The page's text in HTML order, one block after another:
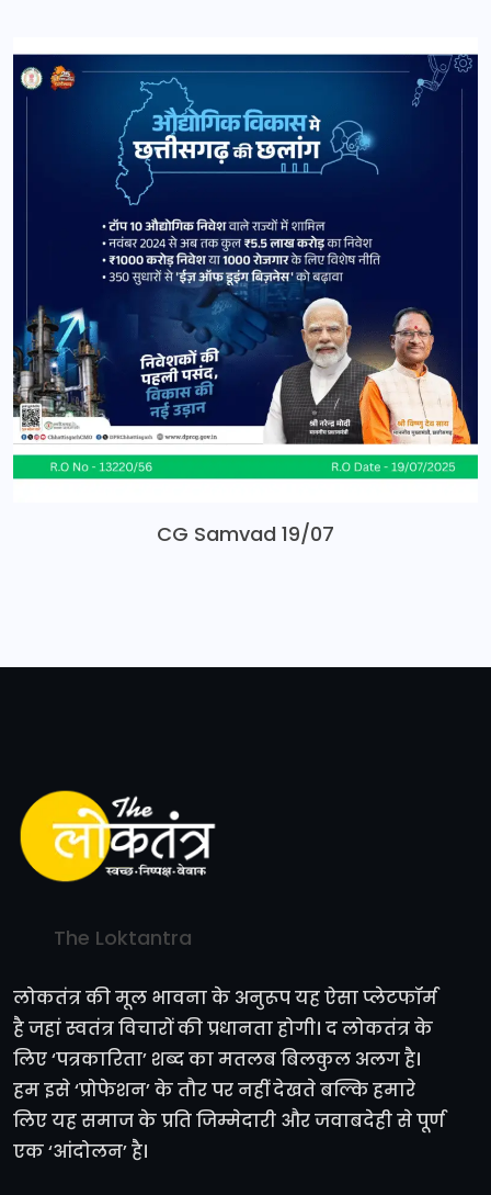
CG Samvad 19/07
The Loktantra
लोकतंत्र की मूल भावना के अनुरूप यह ऐसा प्लेटफॉर्म
है जहां स्वतंत्र विचारों की प्रधानता होगी। द लोकतंत्र के
लिए ‘पत्रकारिता’ शब्द का मतलब बिलकुल अलग है।
हम इसे ‘प्रोफेशन’ के तौर पर नहीं देखते बल्कि हमारे
लिए यह समाज के प्रति जिम्मेदारी और जवाबदेही से पूर्ण
एक ‘आंदोलन’ है।